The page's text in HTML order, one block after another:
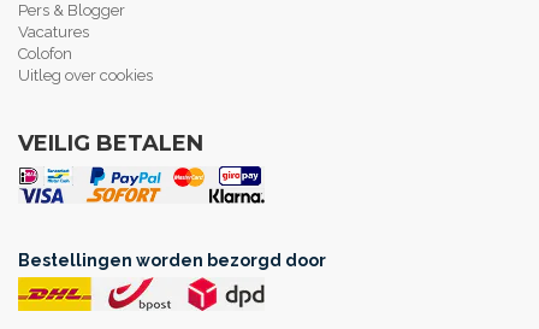
Pers & Blogger
Vacatures
Colofon
Uitleg over cookies
VEILIG BETALEN
Bestellingen worden bezorgd door